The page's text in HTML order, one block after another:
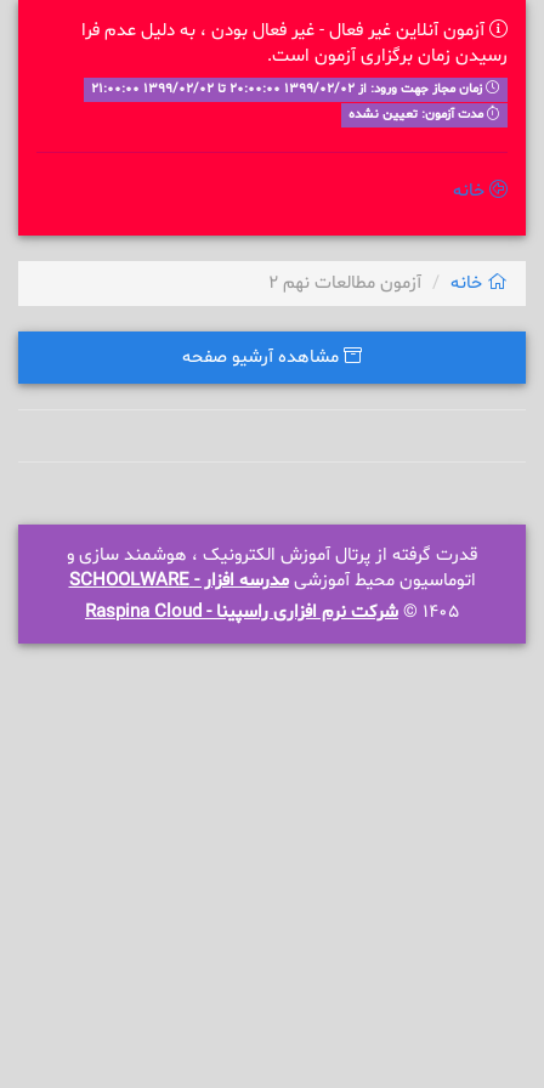
آزمون آنلاین غیر فعال - غیر فعال بودن ، به دلیل عدم فرا
رسیدن زمان برگزاری آزمون است.
زمان مجاز جهت ورود: از 1399/02/02 20:00:00 تا 1399/02/02 21:00:00
مدت آزمون: تعیین نشده
خانه
خانه آزمون مطالعات نهم 2
مشاهده آرشیو صفحه
قدرت گرفته از پرتال آموزش الکترونیک ، هوشمند سازی و
اتوماسیون محیط آموزشیمدرسه افزار - SCHOOLWARE
1405 ©
شرکت نرم افزاری راسپینا - Raspina Cloud